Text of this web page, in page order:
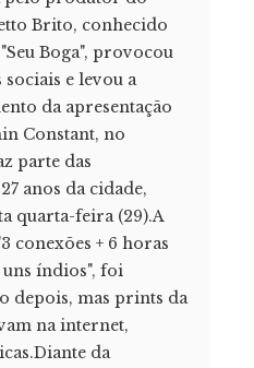
Brito, conhecido
Boga", provocou
e levou a
da apresentação
Constant, no
parte das
anos da cidade,
quarta-feira (29).A
conexões + 6 horas
índios", foi
depois, mas prints da
na internet,
da